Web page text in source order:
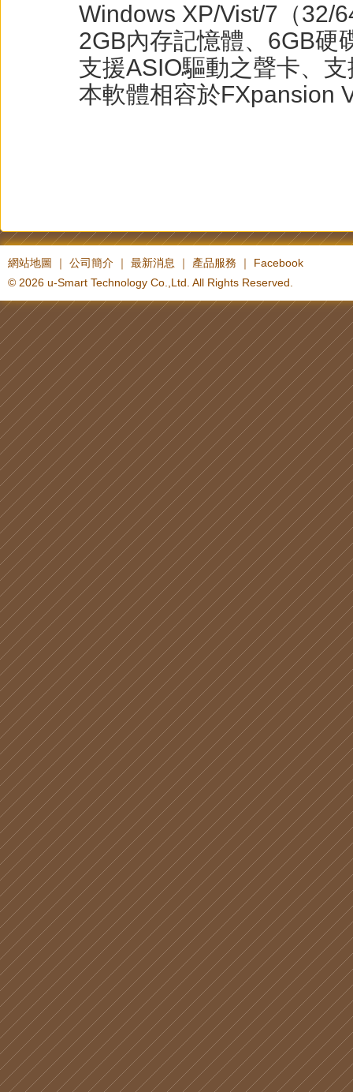
Windows XP/Vist/7（32/
2GB內存記憶體、6GB硬
支援ASIO驅動之聲卡、
本軟體相容於FXpansion
網站地圖 ｜ 公司簡介 ｜ 最新消息 ｜ 產品服務 ｜ Facebook
© 2026 u-Smart Technology Co.,Ltd. All Rights Reserved.